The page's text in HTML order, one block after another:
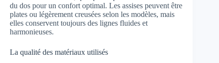
du dos pour un confort optimal. Les assises peuvent être
plates ou légèrement creusées selon les modèles, mais
elles conservent toujours des lignes fluides et
harmonieuses.
La qualité des matériaux utilisés